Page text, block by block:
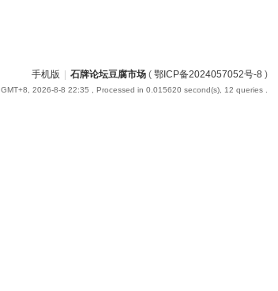
手机版 石牌论坛豆腐市场( 鄂ICP备2024057052号-8)
GMT+8, 2026-8-8 22:35 , Processed in 0.015620 second(s), 12 queries .